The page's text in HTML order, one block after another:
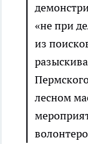
«не при
из
лесном